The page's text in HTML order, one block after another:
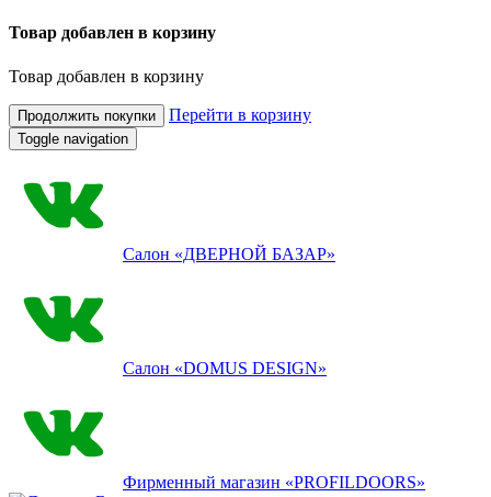
Товар добавлен в корзину
Товар добавлен в корзину
Продолжить покупки Перейти в корзину
Toggle navigation
Салон «ДВЕРНОЙ БАЗАР»
Салон «DOMUS DESIGN»
Фирменный магазин «PROFILDOORS»